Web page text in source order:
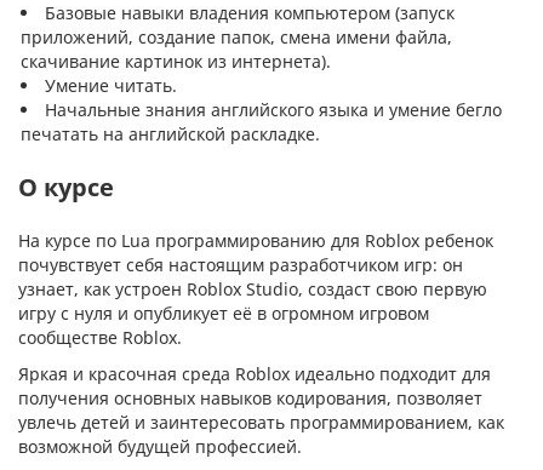
Базовые навыки владения компьютером (запуск
приложений, создание папок, смена имени файла,
скачивание картинок из интернета).
Умение читать.
Начальные знания английского языка и умение бегло
печатать на английской раскладке.
О курсе
На курсе по Lua программированию для Roblox ребенок
почувствует себя настоящим разработчиком игр: он
узнает, как устроен Roblox Studio, создаст свою первую
игру с нуля и опубликует её в огромном игровом
сообществе Roblox.
Яркая и красочная среда Roblox идеально подходит для
получения основных навыков кодирования, позволяет
увлечь детей и заинтересовать программированием, как
возможной будущей профессией.